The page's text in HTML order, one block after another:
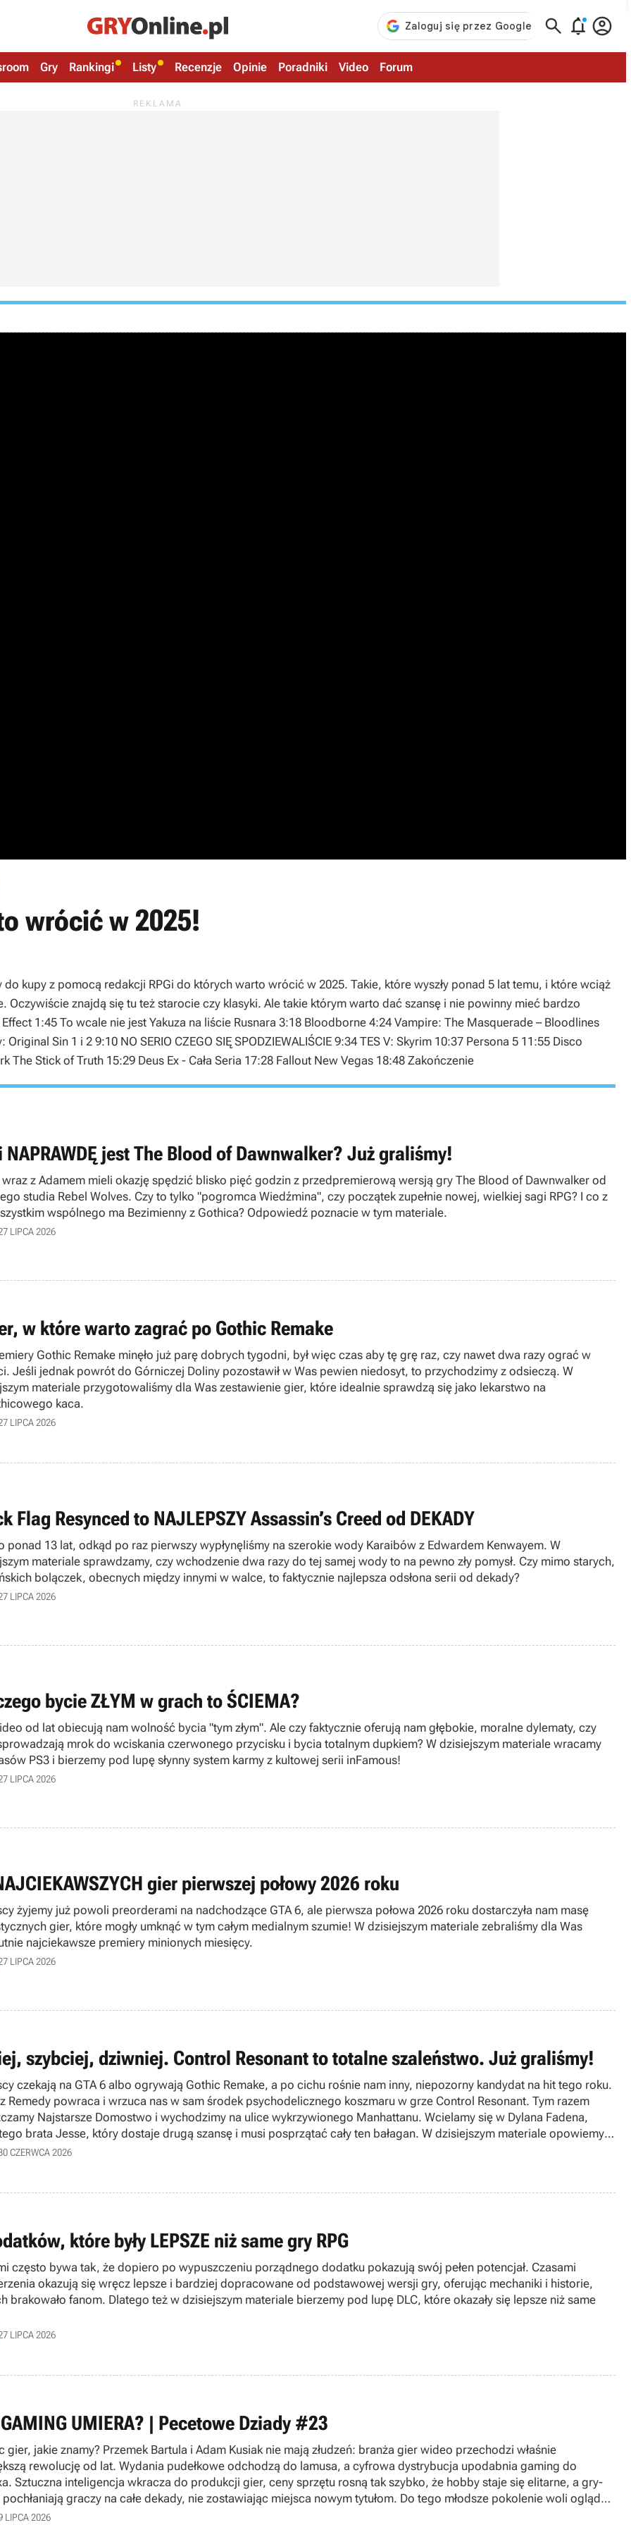
  
Gry Rankingi Listy Recenzje Opinie Poradniki Video Forum
wrócić w 2025!
do kupy z pomocą redakcji RPGi do których warto wrócić w 2025. Takie, które wyszły ponad 5 lat temu, i które wciąż
znajdą się tu też starocie czy klasyki. Ale takie którym warto dać szansę i nie powinny mieć bardzo
1:45 To wcale nie jest Yakuza na liście Rusnara 3:18 Bloodborne 4:24 Vampire: The Masquerade – Bloodlines
Sin 1 i 2 9:10 NO SERIO CZEGO SIĘ SPODZIEWALIŚCIE 9:34 TES V: Skyrim 10:37 Persona 5 11:55 Disco
The Stick of Truth 15:29 Deus Ex - Cała Seria 17:28 Fallout New Vegas 18:48 Zakończenie
jest The Blood of Dawnwalker? Już graliśmy!
wraz z Adamem mieli okazję spędzić blisko pięć godzin z przedpremierową wersją gry The Blood of Dawnwalker od
studia Rebel Wolves. Czy to tylko "pogromca Wiedźmina", czy początek zupełnie nowej, wielkiej sagi RPG? I co z
wspólnego ma Bezimienny z Gothica? Odpowiedź poznacie w tym materiale.
LIPCA 2026
w które warto zagrać po Gothic Remake
Gothic Remake minęło już parę dobrych tygodni, był więc czas aby tę grę raz, czy nawet dwa razy ograć w
Jeśli jednak powrót do Górniczej Doliny pozostawił w Was pewien niedosyt, to przychodzimy z odsieczą. W
materiale przygotowaliśmy dla Was zestawienie gier, które idealnie sprawdzą się jako lekarstwo na
kaca.
LIPCA 2026
Flag Resynced to NAJLEPSZY Assassin’s Creed od DEKADY
ponad 13 lat, odkąd po raz pierwszy wypłynęliśmy na szerokie wody Karaibów z Edwardem Kenwayem. W
materiale sprawdzamy, czy wchodzenie dwa razy do tej samej wody to na pewno zły pomysł. Czy mimo starych,
bolączek, obecnych między innymi w walce, to faktycznie najlepsza odsłona serii od dekady?
LIPCA 2026
bycie ZŁYM w grach to ŚCIEMA?
od lat obiecują nam wolność bycia "tym złym". Ale czy faktycznie oferują nam głębokie, moralne dylematy, czy
mrok do wciskania czerwonego przycisku i bycia totalnym dupkiem? W dzisiejszym materiale wracamy
PS3 i bierzemy pod lupę słynny system karmy z kultowej serii inFamous!
LIPCA 2026
gier pierwszej połowy 2026 roku
żyjemy już powoli preorderami na nadchodzące GTA 6, ale pierwsza połowa 2026 roku dostarczyła nam masę
gier, które mogły umknąć w tym całym medialnym szumie! W dzisiejszym materiale zebraliśmy dla Was
najciekawsze premiery minionych miesięcy.
LIPCA 2026
szybciej, dziwniej. Control Resonant to totalne szaleństwo. Już graliśmy!
czekają na GTA 6 albo ogrywają Gothic Remake, a po cichu rośnie nam inny, niepozorny kandydat na hit tego roku.
Remedy powraca i wrzuca nas w sam środek psychodelicznego koszmaru w grze Control Resonant. Tym razem
Najstarsze Domostwo i wychodzimy na ulice wykrzywionego Manhattanu. Wcielamy się w Dylana Fadena,
brata Jesse, który dostaje drugą szansę i musi posprzątać cały ten bałagan. W dzisiejszym materiale opowiemy
naszych wrażeniach z przedpremierowego dema. Czy Finowie znowu dowieźli?
CZERWCA 2026
które były LEPSZE niż same gry RPG
często bywa tak, że dopiero po wypuszczeniu porządnego dodatku pokazują swój pełen potencjał. Czasami
okazują się wręcz lepsze i bardziej dopracowane od podstawowej wersji gry, oferując mechaniki i historie,
brakowało fanom. Dlatego też w dzisiejszym materiale bierzemy pod lupę DLC, które okazały się lepsze niż same
LIPCA 2026
UMIERA? | Pecetowe Dziady #23
gier, jakie znamy? Przemek Bartula i Adam Kusiak nie mają złudzeń: branża gier wideo przechodzi właśnie
rewolucję od lat. Wydania pudełkowe odchodzą do lamusa, a cyfrowa dystrybucja upodabnia gaming do
Sztuczna inteligencja wkracza do produkcji gier, ceny sprzętu rosną tak szybko, że hobby staje się elitarne, a gry-
pochłaniają graczy na całe dekady, nie zostawiając miejsca nowym tytułom. Do tego młodsze pokolenie woli oglądać
na YouTube, niż grać samemu. Czy w obliczu masowych zwolnień rynek gier czeka kryzys? Sprawdź, co czeka
LIPCA 2026